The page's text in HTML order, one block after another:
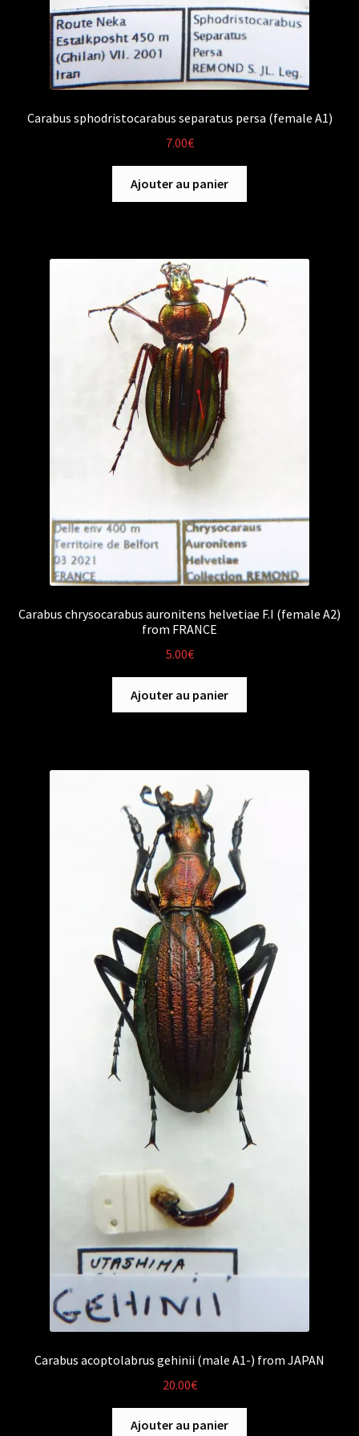
Carabus sphodristocarabus separatus persa (female A1)
7.00€
Ajouter au panier
Carabus chrysocarabus auronitens helvetiae F.I (female A2)
from FRANCE
5.00€
Ajouter au panier
Carabus acoptolabrus gehinii (male A1-) from JAPAN
20.00€
Ajouter au panier